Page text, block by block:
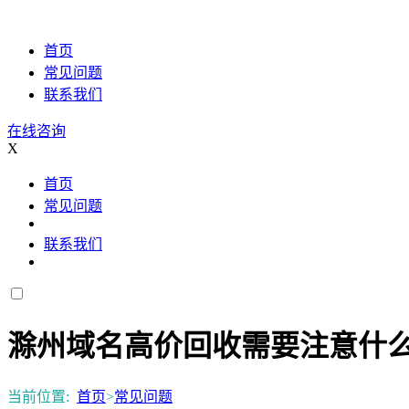
首页
常见问题
联系我们
在线咨询
X
首页
常见问题
联系我们
滁州域名高价回收需要注意什
当前位置: 首页>常见问题